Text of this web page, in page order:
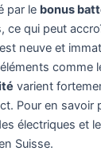
par le bonus
ce qui peut
neuve et
comme
varient
Pour en savoir
électriques et
Suisse.